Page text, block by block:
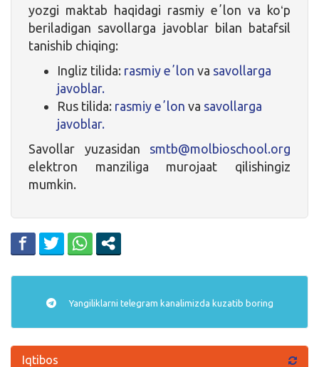
yozgi maktab haqidagi rasmiy eʼlon va koʻp
beriladigan savollarga javoblar bilan batafsil
tanishib chiqing:
Ingliz tilida: rasmiy eʼlon va savollarga
javoblar.
Rus tilida: rasmiy eʼlon va savollarga
javoblar.
Savollar yuzasidan smtb@molbioschool.org
elektron manziliga murojaat qilishingiz
mumkin.
Yangiliklarni telegram kanalimizda kuzatib boring
Iqtibos